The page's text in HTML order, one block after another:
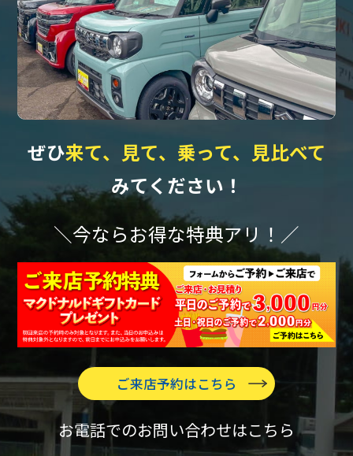
ぜひ来て、見て、乗って、見比べて
みてください！
＼今ならお得な特典アリ！／
ご来店予約はこちら
お電話でのお問い合わせはこちら